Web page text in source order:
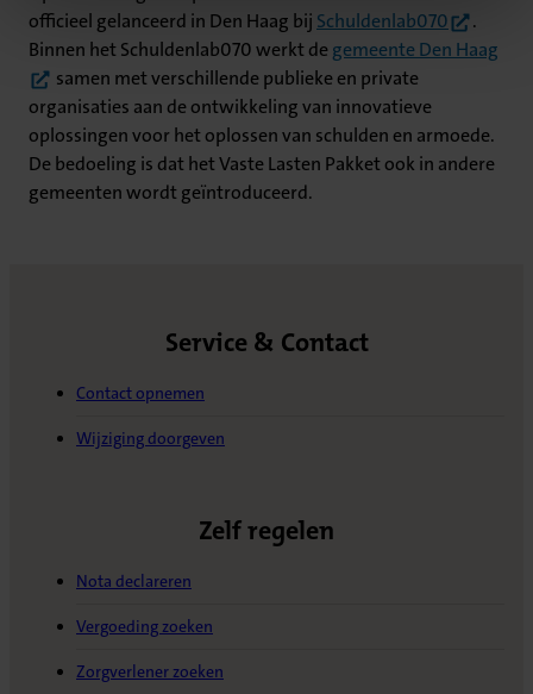
officieel gelanceerd in Den Haag bij Schuldenlab070(opent in
.
Binnen het Schuldenlab070 werkt de gemeente Den Haag
samen met verschillende publieke en private
organisaties aan de ontwikkeling van innovatieve
oplossingen voor het oplossen van schulden en armoede.
De bedoeling is dat het Vaste Lasten Pakket ook in andere
gemeenten wordt geïntroduceerd.
Service & Contact
Contact opnemen
Wijziging doorgeven
Zelf regelen
Nota declareren
Vergoeding zoeken
Zorgverlener zoeken